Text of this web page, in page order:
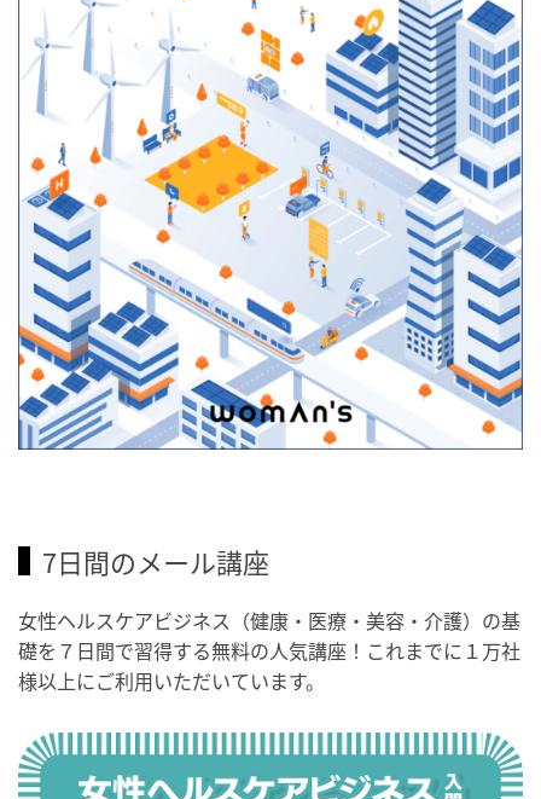
7日間のメール講座
女性ヘルスケアビジネス（健康・医療・美容・介護）の基
礎を７日間で習得する無料の人気講座！これまでに１万社
様以上にご利用いただいています。